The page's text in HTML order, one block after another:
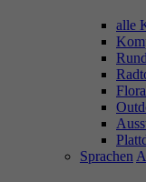
alle
Sprachen